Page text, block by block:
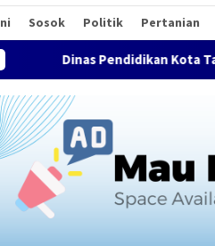
Sosok Politik Pertanian
Kota Tasikmalaya